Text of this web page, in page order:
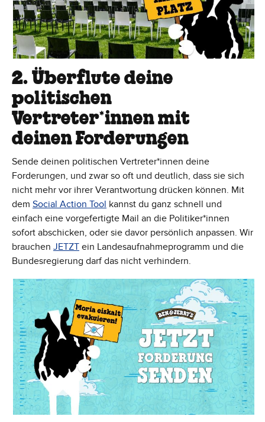
2. Überflute deine
politischen
Vertreter*innen mit
deinen Forderungen
Sende deinen politischen Vertreter*innen deine
Forderungen, und zwar so oft und deutlich, dass sie sich
nicht mehr vor ihrer Verantwortung drücken können. Mit
dem Social Action Tool kannst du ganz schnell und
einfach eine vorgefertigte Mail an die Politiker*innen
sofort abschicken, oder sie davor persönlich anpassen. Wir
brauchen JETZT ein Landesaufnahmeprogramm und die
Bundesregierung darf das nicht verhindern.